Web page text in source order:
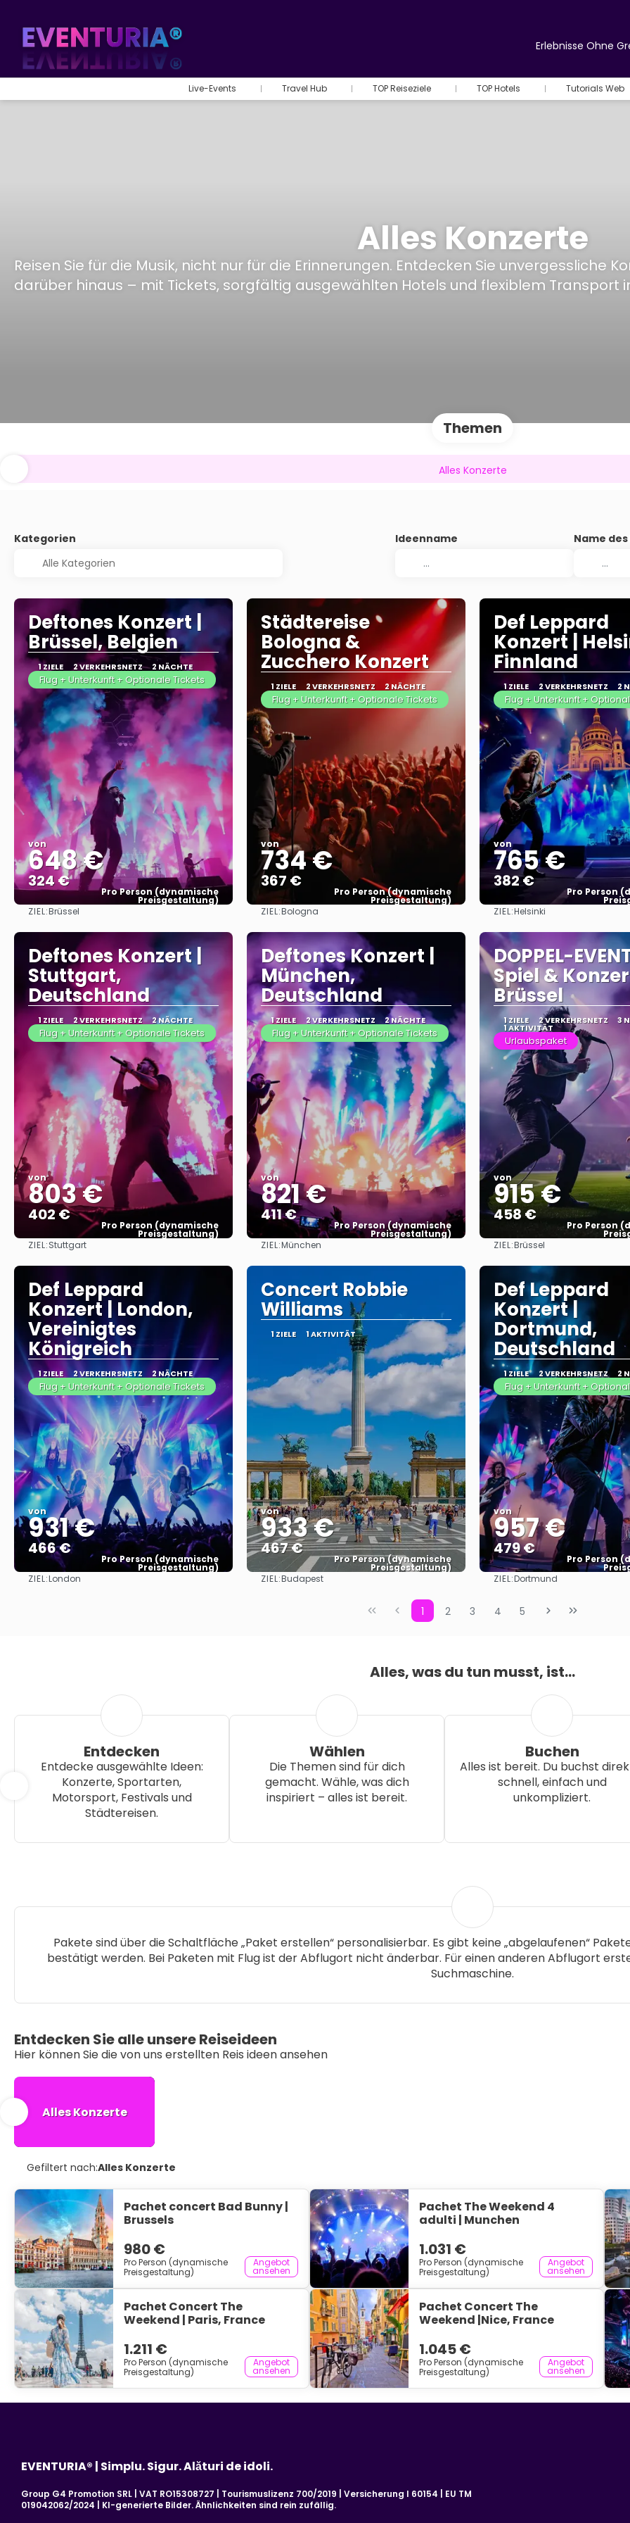
Erlebnisse Ohne
Live-Events Travel Hub TOP Reiseziele TOP Hotels Tutorials Web
Alles Konzerte
Reisen Sie für die Musik, nicht nur für die Erinnerungen. Entdecken Sie unvergessliche
darüber hinaus – mit Tickets, sorgfältig ausgewählten Hotels und flexiblem Transport
Themen
Alles Konzerte
Kategorien Ideenname Name
Deftones Konzert |
Brüssel, Belgien
1 ZIELE 2 VERKEHRSNETZ 2 NÄCHTE
Flug + Unterkunft + Optionale Tickets
von
648 €
324 €
Pro Person (dynamische
Preisgestaltung)
ZIEL:Brüssel
Städtereise
Bologna &
Zucchero Konzert
1 ZIELE 2 VERKEHRSNETZ 2 NÄCHTE
Flug + Unterkunft + Optionale Tickets
von
734 €
367 €
Pro Person (dynamische
Preisgestaltung)
ZIEL:Bologna
Def Leppard
Konzert |
Finnland
1 ZIELE 2 VERKEHRSNETZ 2
Flug + Unterkunft +
von
765 €
382 €
Pro Person
ZIEL:Helsinki
Deftones Konzert |
Stuttgart,
Deutschland
1 ZIELE 2 VERKEHRSNETZ 2 NÄCHTE
Flug + Unterkunft + Optionale Tickets
von
803 €
402 €
Pro Person (dynamische
Preisgestaltung)
ZIEL:Stuttgart
Deftones Konzert |
München,
Deutschland
1 ZIELE 2 VERKEHRSNETZ 2 NÄCHTE
Flug + Unterkunft + Optionale Tickets
von
821 €
411 €
Pro Person (dynamische
Preisgestaltung)
ZIEL:München
DOPPEL-
Spiel &
Brüssel
1 ZIELE 2 VERKEHRSNETZ 3
1 AKTIVITÄT
Urlaubspaket
von
915 €
458 €
Pro Person
ZIEL:Brüssel
Def Leppard
Konzert | London,
Vereinigtes
Königreich
1 ZIELE 2 VERKEHRSNETZ 2 NÄCHTE
Flug + Unterkunft + Optionale Tickets
von
931 €
466 €
Pro Person (dynamische
Preisgestaltung)
ZIEL:London
Concert Robbie
Williams
1 ZIELE 1 AKTIVITÄT
von
933 €
467 €
Pro Person (dynamische
Preisgestaltung)
ZIEL:Budapest
Def Leppard
Konzert |
Dortmund,
Deutschland
1 ZIELE 2 VERKEHRSNETZ 2
Flug + Unterkunft +
von
957 €
479 €
Pro Person
ZIEL:Dortmund
1 2 3 4 5
Alles, was du tun musst, ist...
Entdecken
Entdecke ausgewählte Ideen:
Konzerte, Sportarten,
Motorsport, Festivals und
Städtereisen.
Wählen
Die Themen sind für dich
gemacht. Wähle, was dich
inspiriert – alles ist bereit.
Buchen
Alles ist bereit. Du buchst
schnell, einfach und
unkompliziert.
Pakete sind über die Schaltfläche „Paket erstellen“ personalisierbar. Es gibt keine „abgelaufenen“
bestätigt werden. Bei Paketen mit Flug ist der Abflugort nicht änderbar. Für einen anderen Abflugort
Suchmaschine.
Entdecken Sie alle unsere Reiseideen
Hier können Sie die von uns erstellten Reis ideen ansehen
Alles Konzerte
Gefiltert nach:Alles Konzerte
Pachet concert Bad Bunny |
Brussels
980 €
Pro Person (dynamische
Preisgestaltung)
Angebot
ansehen
Pachet The Weekend 4
adulti | Munchen
1.031 €
Pro Person (dynamische
Preisgestaltung)
Angebot
ansehen
Pachet Concert The
Weekend | Paris, France
1.211 €
Pro Person (dynamische
Preisgestaltung)
Angebot
ansehen
Pachet Concert The
Weekend |Nice, France
1.045 €
Pro Person (dynamische
Preisgestaltung)
Angebot
ansehen
EVENTURIA® | Simplu. Sigur. Alături de idoli.
Group G4 Promotion SRL | VAT RO15308727 | Tourismuslizenz 700/2019 | Versicherung I 60154 | EU TM
019042062/2024 | KI-generierte Bilder. Ähnlichkeiten sind rein zufällig.